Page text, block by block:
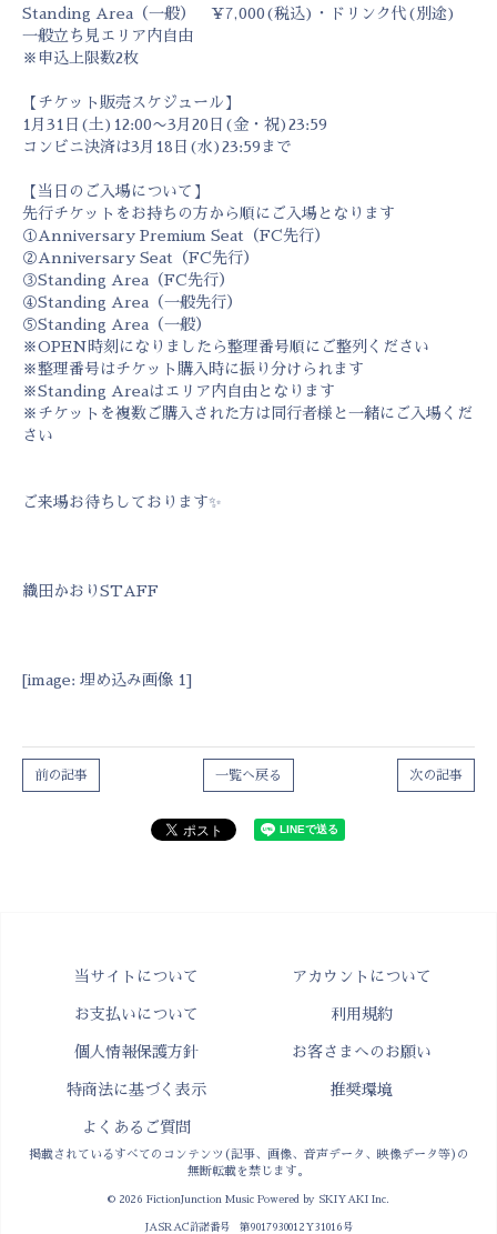
Standing Area（一般） ¥7,000(税込)・ドリンク代(別途)
一般立ち見エリア内自由
※申込上限数2枚
【チケット販売スケジュール】
1月31日(土)12:00〜3月20日(金・祝)23:59
コンビニ決済は3月18日(水)23:59まで
【当日のご入場について】
先行チケットをお持ちの方から順にご入場となります
①Anniversary Premium Seat（FC先行）
②Anniversary Seat（FC先行）
③Standing Area（FC先行）
④Standing Area（一般先行）
⑤Standing Area（一般）
※OPEN時刻になりましたら整理番号順にご整列ください
※整理番号はチケット購入時に振り分けられます
※Standing Areaはエリア内自由となります
※チケットを複数ご購入された方は同行者様と一緒にご入場くだ
さい
ご来場お待ちしております✨
織田かおりSTAFF
[image: 埋め込み画像 1]
次の記事
一覧へ戻る
前の記事
当サイトについて アカウントについて
お支払いについて 利用規約
個人情報保護方針 お客さまへのお願い
特商法に基づく表示 推奨環境
よくあるご質問
掲載されているすべてのコンテンツ(記事、画像、音声データ、映像データ等)の
無断転載を禁じます。
© 2026 FictionJunction Music Powered by SKIYAKI Inc.
JASRAC許諾番号 第9017930012Y31016号